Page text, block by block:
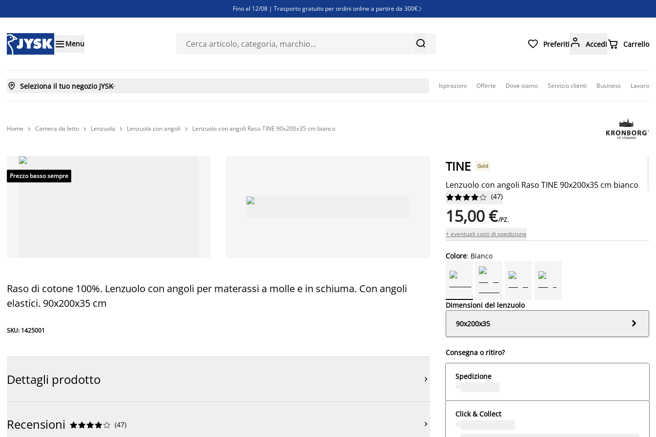
Fino al 12/08 | Trasporto gratuito per ordini online a partire da 300€ 
Finanziamenti - Scegli il piano di rimborso più adatto a te
Menu   Preferiti  Accedi Carrello
 Seleziona il tuo negozio JYSK Ispirazioni Offerte Dove siamo Servizio clienti Business Lavoro
Home  Camera da letto  Lenzuola  Lenzuola con angoli  Lenzuolo con angoli Raso TINE 90x200x35 cm bianco
Prezzo basso sempre
Raso di cotone 100%. Lenzuolo con angoli per materassi a molle e in schiuma. Con angoli
elastici. 90x200x35 cm
SKU: 1425001
Dettagli prodotto 
Recensioni 




 (47) 
TINE Gold
Lenzuolo con angoli Raso TINE 90x200x35 cm bianco





 (47)
15,00 €/PZ.
+ eventuali costi di spedizione
Colore: Bianco
Dimensioni del lenzuolo
90x200x35

Consegna o ritiro?
Spedizione
Click & Collect